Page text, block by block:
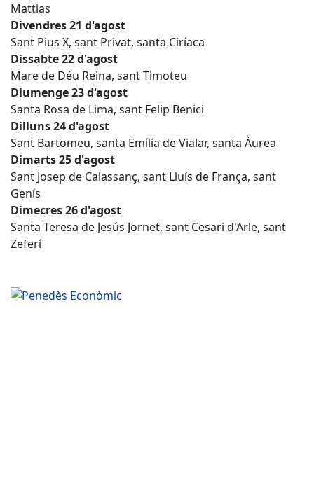
Mattias
Divendres 21 d'agost
Sant Pius X, sant Privat, santa Ciríaca
Dissabte 22 d'agost
Mare de Déu Reina, sant Timoteu
Diumenge 23 d'agost
Santa Rosa de Lima, sant Felip Benici
Dilluns 24 d'agost
Sant Bartomeu, santa Emília de Vialar, santa Àurea
Dimarts 25 d'agost
Sant Josep de Calassanç, sant Lluís de França, sant
Genís
Dimecres 26 d'agost
Santa Teresa de Jesús Jornet, sant Cesari d'Arle, sant
Zeferí